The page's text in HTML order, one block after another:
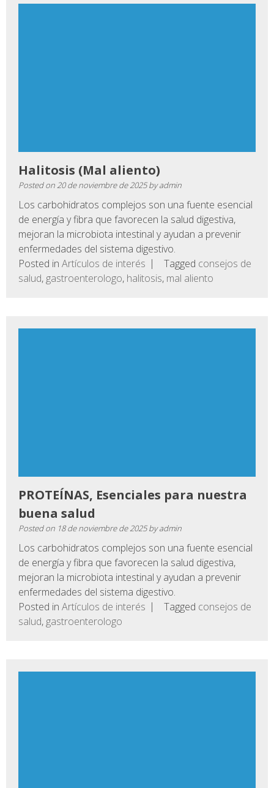
Halitosis (Mal aliento)
Posted on 20 de noviembre de 2025byadmin
Los carbohidratos complejos son una fuente esencial
de energía y fibra que favorecen la salud digestiva,
mejoran la microbiota intestinal y ayudan a prevenir
enfermedades del sistema digestivo.
Posted in Artículos de interés Tagged consejos de
salud, gastroenterologo, halitosis, mal aliento
PROTEÍNAS, Esenciales para nuestra
buena salud
Posted on 18 de noviembre de 2025byadmin
Los carbohidratos complejos son una fuente esencial
de energía y fibra que favorecen la salud digestiva,
mejoran la microbiota intestinal y ayudan a prevenir
enfermedades del sistema digestivo.
Posted in Artículos de interés Tagged consejos de
salud, gastroenterologo